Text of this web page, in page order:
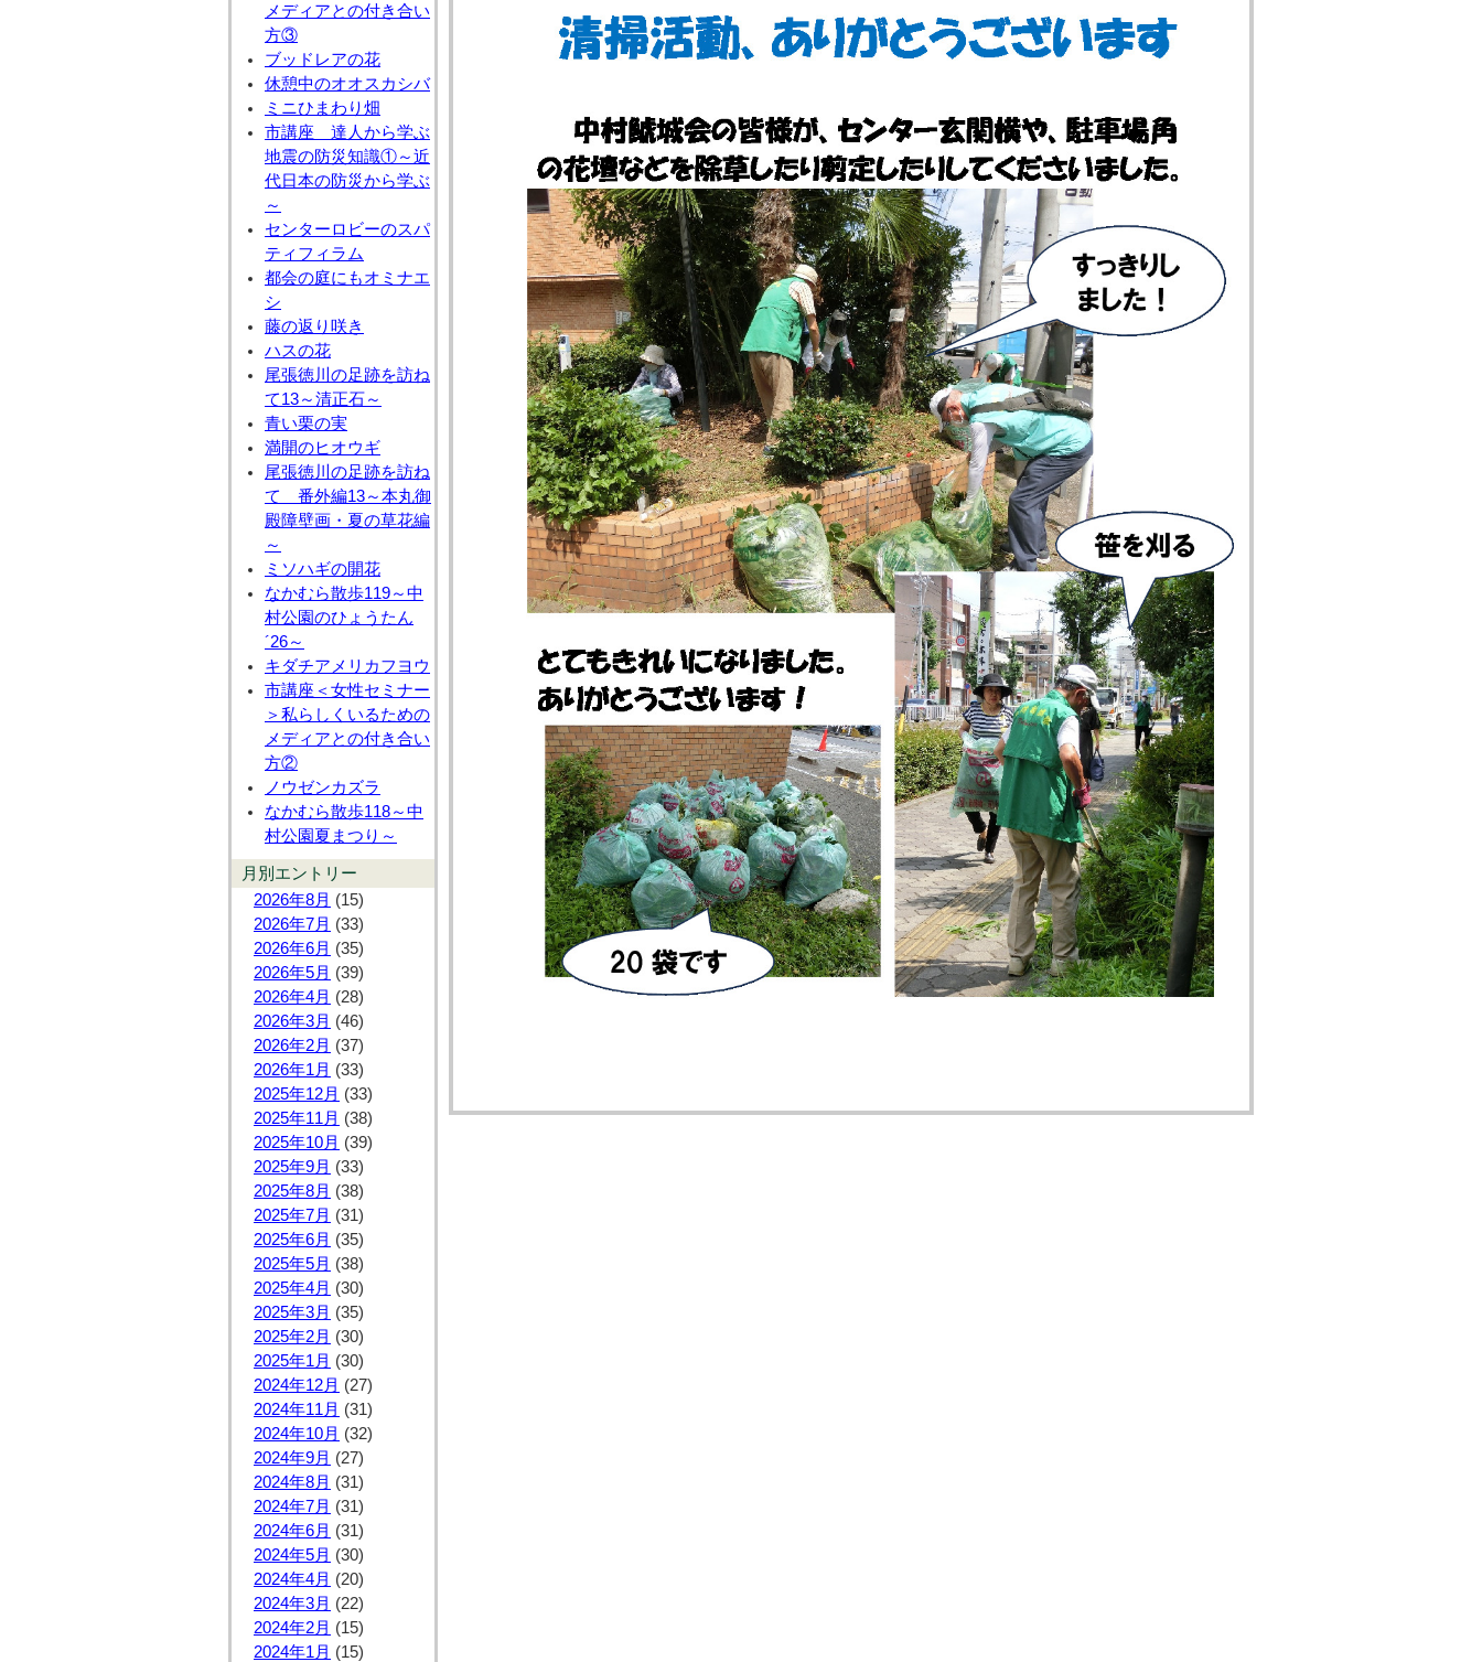
メディアとの付き合い
方③
ブッドレアの花
休憩中のオオスカシバ
ミニひまわり畑
市講座 達人から学ぶ
地震の防災知識①～近
代日本の防災から学ぶ
～
センターロビーのスパ
ティフィラム
都会の庭にもオミナエ
シ
藤の返り咲き
ハスの花
尾張徳川の足跡を訪ね
て13～清正石～
青い栗の実
満開のヒオウギ
尾張徳川の足跡を訪ね
て 番外編13～本丸御
殿障壁画・夏の草花編
～
ミソハギの開花
なかむら散歩119～中
村公園のひょうたん
´26～
キダチアメリカフヨウ
市講座＜女性セミナー
＞私らしくいるための
メディアとの付き合い
方②
ノウゼンカズラ
なかむら散歩118～中
村公園夏まつり～
月別エントリー
2026年8月 (15)
2026年7月 (33)
2026年6月 (35)
2026年5月 (39)
2026年4月 (28)
2026年3月 (46)
2026年2月 (37)
2026年1月 (33)
2025年12月 (33)
2025年11月 (38)
2025年10月 (39)
2025年9月 (33)
2025年8月 (38)
2025年7月 (31)
2025年6月 (35)
2025年5月 (38)
2025年4月 (30)
2025年3月 (35)
2025年2月 (30)
2025年1月 (30)
2024年12月 (27)
2024年11月 (31)
2024年10月 (32)
2024年9月 (27)
2024年8月 (31)
2024年7月 (31)
2024年6月 (31)
2024年5月 (30)
2024年4月 (20)
2024年3月 (22)
2024年2月 (15)
2024年1月 (15)